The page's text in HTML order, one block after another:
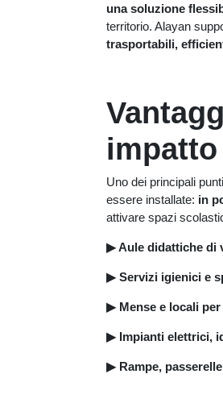
una soluzione
territorio. Alayan
trasportabili,
Uno dei principali
essere installate: in
attivare spazi
▶Aule didattiche di
▶ Servizi igienici e
▶ Mense e locali
▶ Impianti elettrici,
▶ Rampe,